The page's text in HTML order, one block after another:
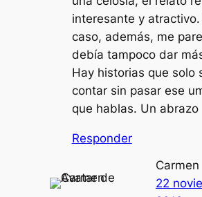
interesante y atractivo.
caso, además, me
debía tampoco dar
Hay historias que solo
contar sin pasar ese
que hablas. Un abrazo
Responder
Carmen
22